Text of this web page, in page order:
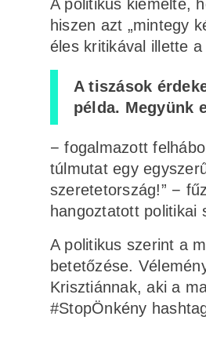
A politikus kiemelte,
hiszen azt „mintegy
éles kritikával illette
A tiszások
példa. Megyünk
− fogalmazott
túlmutat egy
szeretetország!” −
hangoztatott politikai
A politikus szerint a
betetőzése.
Krisztiánnak, aki a
#StopÖnkény